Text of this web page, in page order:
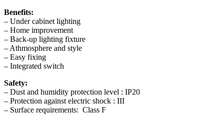
Benefits:
– Under cabinet lighting
– Home improvement
– Back-up lighting fixture
– Athmosphere and style
– Easy fixing
– Integrated switch
Safety:
– Dust and humidity protection level : IP20
– Protection against electric shock : III
– Surface requirements: Class F